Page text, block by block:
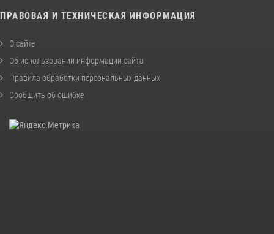
ПРАВОВАЯ И ТЕХНИЧЕСКАЯ ИНФОРМАЦИЯ
О сайте
Об использовании информации сайта
Правила обработки персональных данных
Сообщить об ошибке